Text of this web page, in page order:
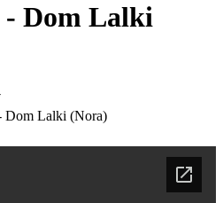
- Dom Lalki
Dom Lalki (Nora)